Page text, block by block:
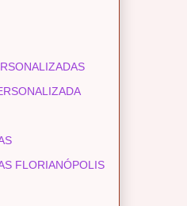
FLORIANÓPOLIS